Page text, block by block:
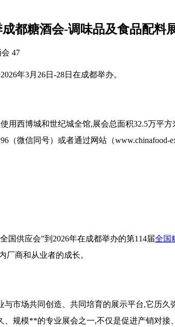
成都糖酒会-调味品及食品配料
47
年3月26日-28日在成都举办。
用西博城和世纪城全馆,展会总面积32.5万平
（微信同号）或者通过网站（www.chinafood-
国供应会”到2026年在成都举办的第114届全国
厂商和从业者的成长。
与市场共同创造、共同培育的展示平台,它历
、规模**的专业展会之一,不仅是促进产销对接